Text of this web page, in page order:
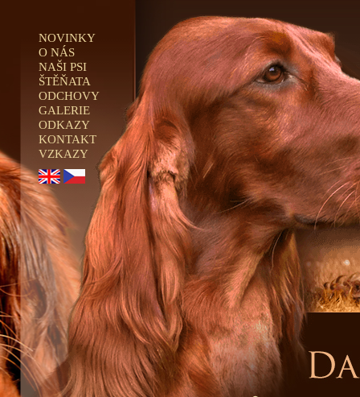
NOVINKY
O NÁS
NAŠI PSI
ŠTĚŇATA
ODCHOVY
GALERIE
ODKAZY
KONTAKT
VZKAZY